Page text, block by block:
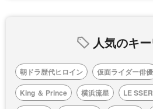
人気のキ
朝ドラ歴代ヒロイン 仮面ライダー俳優
King ＆ Prince
横浜流星 LE